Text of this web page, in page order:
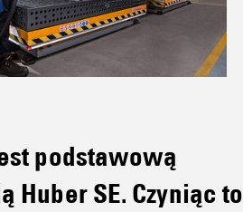
podstawową
Huber SE. Czyniąc